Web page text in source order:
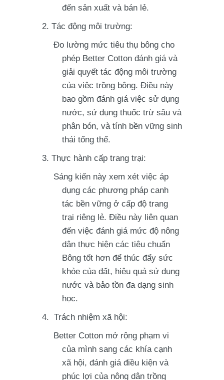
đến sản xuất và bán lẻ.
Tác động môi trường:
Đo lường mức tiêu thụ bông cho
phép Better Cotton đánh giá và
giải quyết tác động môi trường
của việc trồng bông. Điều này
bao gồm đánh giá việc sử dụng
nước, sử dụng thuốc trừ sâu và
phân bón, và tính bền vững sinh
thái tổng thể.
Thực hành cấp trang trại:
Sáng kiến này xem xét việc áp
dụng các phương pháp canh
tác bền vững ở cấp độ trang
trại riêng lẻ. Điều này liên quan
đến việc đánh giá mức độ nông
dân thực hiện các tiêu chuẩn
Bông tốt hơn để thúc đẩy sức
khỏe của đất, hiệu quả sử dụng
nước và bảo tồn đa dạng sinh
học.
Trách nhiệm xã hội:
Better Cotton mở rộng phạm vi
của mình sang các khía cạnh
xã hội, đánh giá điều kiện và
phúc lợi của nông dân trồng